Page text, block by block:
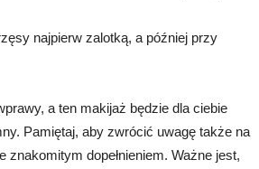
najpierw zalotką, a później przy
a ten makijaż będzie dla ciebie
Pamiętaj, aby zwrócić uwagę także na
znakomitym dopełnieniem. Ważne jest,